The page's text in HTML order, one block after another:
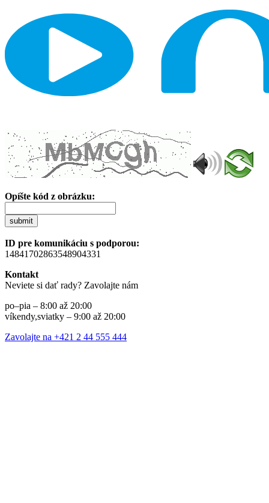
Opíšte kód z obrázku:
submit
ID pre komunikáciu s podporou:
14841702863548904331
Kontakt
Neviete si dať rady? Zavolajte nám
po–pia – 8:00 až 20:00
víkendy,sviatky – 9:00 až 20:00
Zavolajte na +421 2 44 555 444